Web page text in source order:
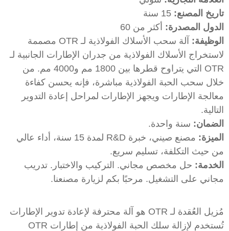
تاريخ المصنع:
الدول المصدرة: أكثر من 60
الوظيفة:
آلة سحب الأسلاك الفولاذية لـ OTR مصممة
لاستخراج الأسلاك الفولاذية من جدران الإطارات الجانبية لـ
OTR التي يتراوح قطرها بين 1800 مم و4000 مم. من
خلال سحب الحبة الفولاذية مباشرة، فإنه يحسن كفاءة
معالجة الإطارات ويجهز الإطارات لمراحل إعادة التدوير
التالية.
الضمان: سنة واحدة.
الميزة:
مصنع صيني، خبرة R&D لمدة 15 سنة، أداء عالي
من حيث التكلفة، تسليم سريع.
الخدمة: حل مخصص مجاني. التركيب والاختبار. تدريب
مجاني على التشغيل. مرحبًا بكم لزيارة مصنعنا.
مُزيل العُقدة لـ OTR هو آلة محترفة لإعادة تدوير الإطارات
تُستخدم لإزالة سلك الحبة الفولاذية من إطارات OTR